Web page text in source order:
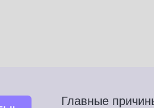
Главные